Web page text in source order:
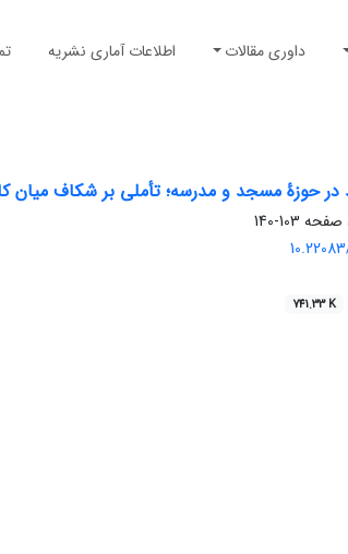
داوری مقالات اطلاعات آماری نشریه
حوزۀ مسجد و مدرسه؛ تأملی بر شکاف میان
103-140
741.33 K